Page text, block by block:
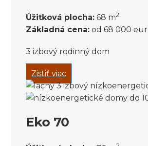
Úžitková plocha: 68 m2
Základná cena: od 68 000 eur
3 izbový rodinný dom
Zistiť viac
Eko 70